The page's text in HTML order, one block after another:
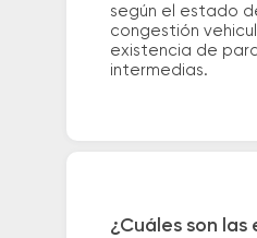
según el estado
congestión
existencia de
intermedias.
¿Cuáles son las